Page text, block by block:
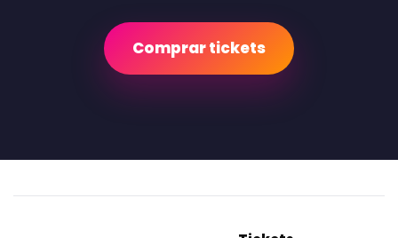
Comprar tickets